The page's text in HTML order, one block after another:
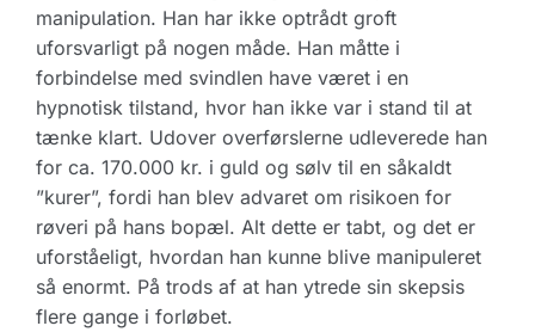
manipulation. Han har ikke optrådt groft
uforsvarligt på nogen måde. Han måtte i
forbindelse med svindlen have været i en
hypnotisk tilstand, hvor han ikke var i stand til at
tænke klart. Udover overførslerne udleverede han
for ca. 170.000 kr. i guld og sølv til en såkaldt
”kurer”, fordi han blev advaret om risikoen for
røveri på hans bopæl. Alt dette er tabt, og det er
uforståeligt, hvordan han kunne blive manipuleret
så enormt. På trods af at han ytrede sin skepsis
flere gange i forløbet.